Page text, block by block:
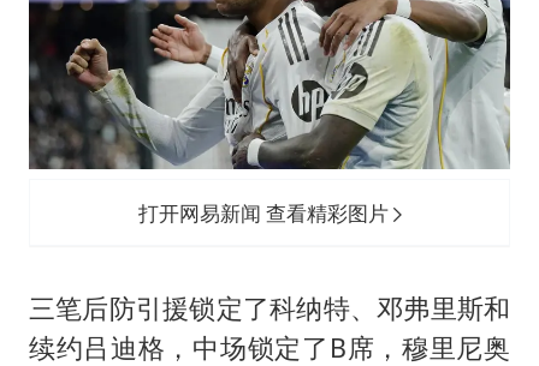
打开网易新闻 查看精彩图片
三笔后防引援锁定了科纳特、邓弗里斯和
续约吕迪格，中场锁定了B席，穆里尼奥